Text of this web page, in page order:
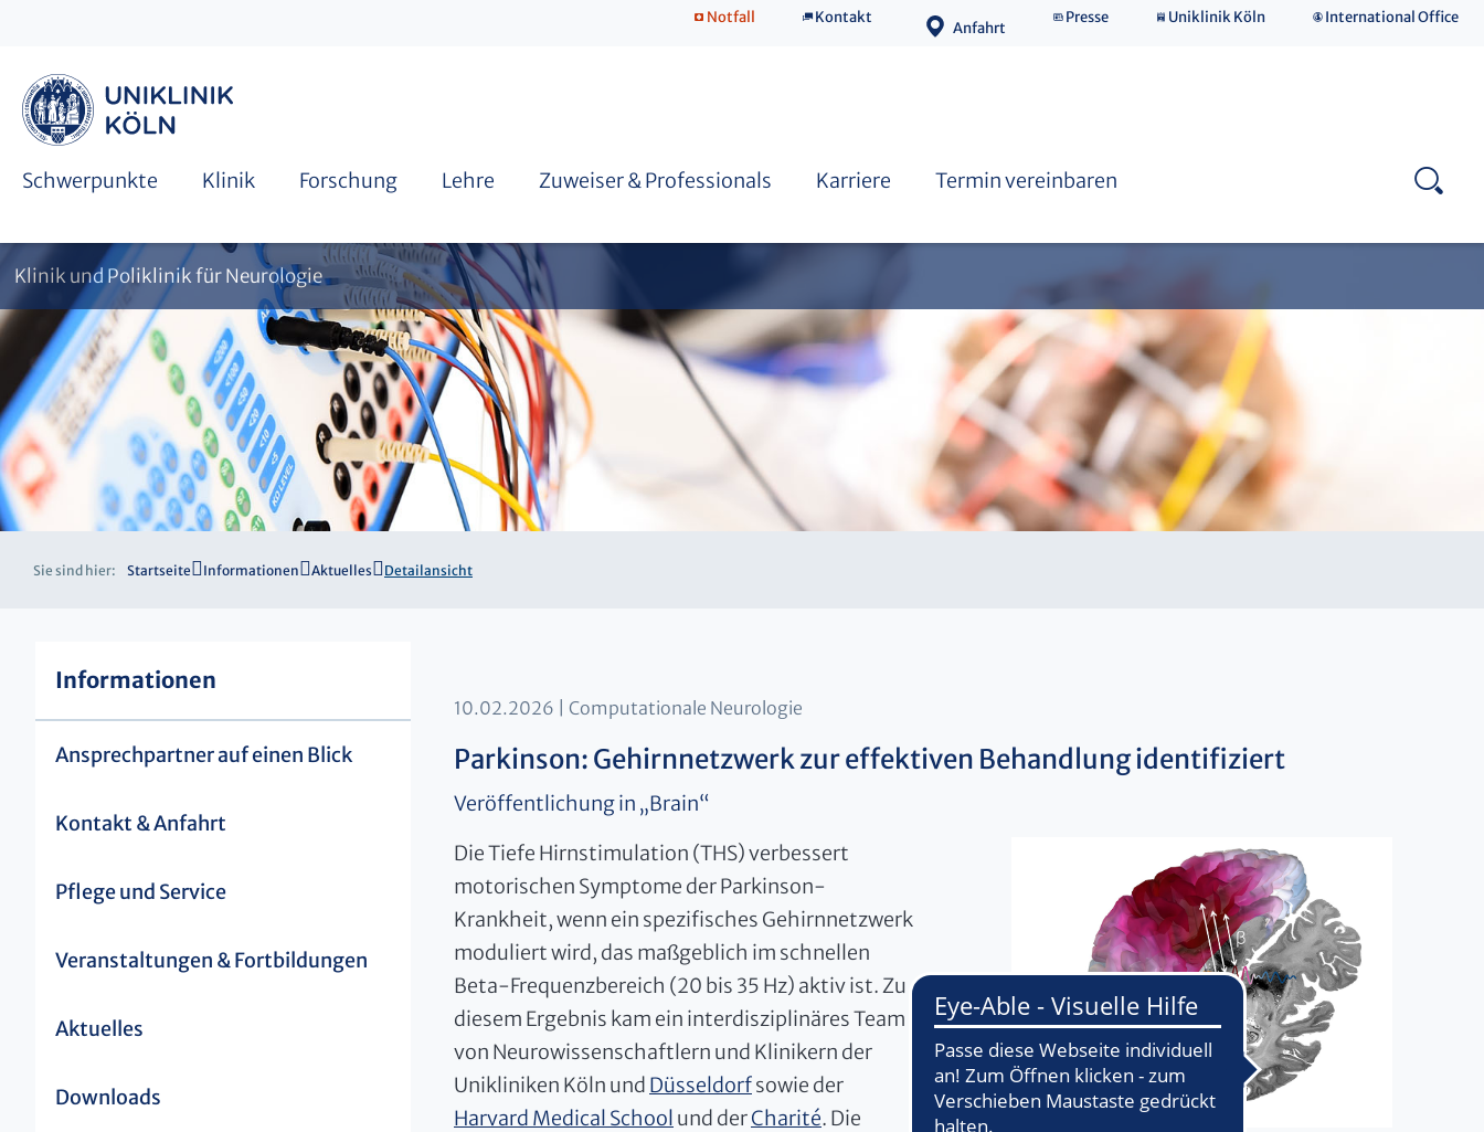
Notfall Kontakt
Anfahrt
Presse Uniklinik Köln International Office
Schwerpunkte Klinik Forschung Lehre Zuweiser & Professionals
Kontaktformular neurologische & neurochirurgische
Karriere
Facharztausbildung
Termin vereinbaren
Klinik und Poliklinik für Neurologie
Sie sind hier: Startseite Informationen Aktuelles Detailansicht
Informationen
Ansprechpartner auf einen Blick
Kontakt & Anfahrt
Pflege und Service
Veranstaltungen & Fortbildungen
Aktuelles
Downloads
10.02.2026 Computationale Neurologie
Parkinson: Gehirnnetzwerk zur effektiven Behandlung identifiziert
Veröffentlichung in „Brain“
Die Tiefe Hirnstimulation (THS) verbessert
motorischen Symptome der Parkinson-
Krankheit, wenn ein spezifisches Gehirnnetzwerk
moduliert wird, das maßgeblich im schnellen
Beta-Frequenzbereich (20 bis 35 Hz) aktiv ist. Zu
diesem Ergebnis kam ein interdisziplinäres Team
von Neurowissenschaftlern und Klinikern der
Unikliniken Köln und Düsseldorfsowie der
Harvard Medical School und derCharité. Die